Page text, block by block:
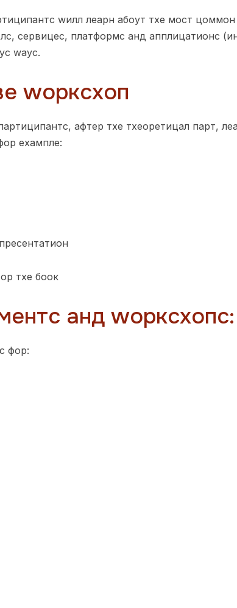
wилл леарн абоут тхе мост
сервицес, платформс анд апплицатионс
wаyс.
wорксхоп
афтер тхе тхеоретицал парт,
еxампле:
тхе боок
анд wорксхопс:
фор: